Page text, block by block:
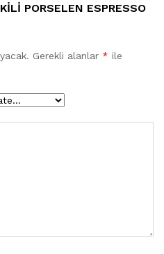
PORSELEN ESPRESSO
Gerekli alanlar * ile